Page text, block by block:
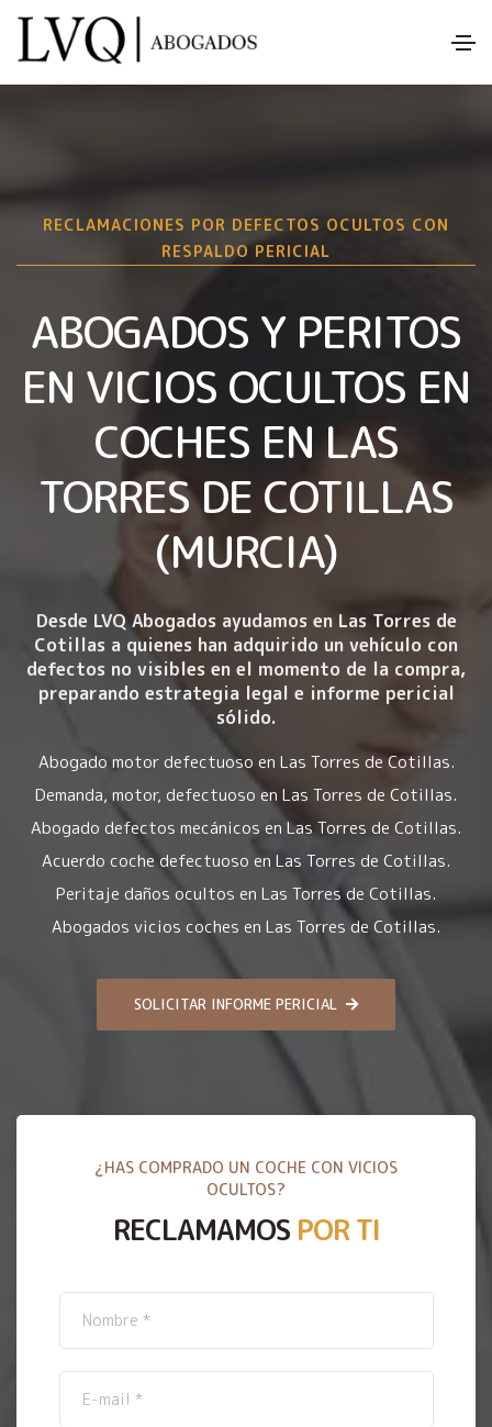
RECLAMACIONES POR DEFECTOS OCULTOS CON
RESPALDO PERICIAL
ABOGADOS Y PERITOS
EN VICIOS OCULTOS EN
COCHES EN LAS
TORRES DE COTILLAS
(MURCIA)
Desde LVQ Abogados ayudamos en Las Torres de
Cotillas a quienes han adquirido un vehículo con
defectos no visibles en el momento de la compra,
preparando estrategia legal e informe pericial
sólido.
Abogado motor defectuoso en Las Torres de Cotillas.
Demanda, motor, defectuoso en Las Torres de Cotillas.
Abogado defectos mecánicos en Las Torres de Cotillas.
Acuerdo coche defectuoso en Las Torres de Cotillas.
Peritaje daños ocultos en Las Torres de Cotillas.
Abogados vicios coches en Las Torres de Cotillas.
SOLICITAR INFORME PERICIAL
¿HAS COMPRADO UN COCHE CON VICIOS
OCULTOS?
RECLAMAMOS POR TI